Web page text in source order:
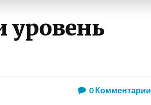
0Комментарии